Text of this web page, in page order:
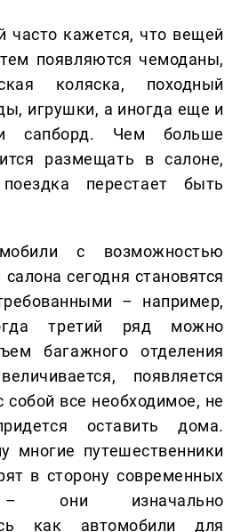
часто кажется, что вещей
появляются чемоданы,
коляска, походный
игрушки, а иногда еще и
сапборд. Чем больше
размещать в салоне,
перестает быть
с возможностью
сегодня становятся
– например,
третий ряд можно
багажного отделения
появляется
собой все необходимое, не
оставить дома.
многие путешественники
в сторону современных
– они изначально
как автомобили для